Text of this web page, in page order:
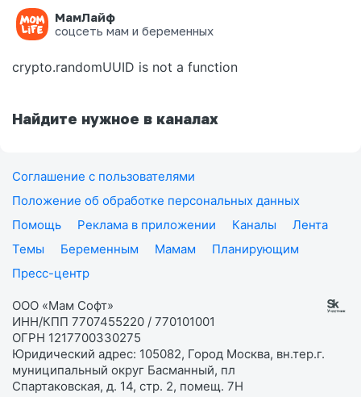
МамЛайф
соцсеть мам и беременных
Ошибка на странице
crypto.randomUUID is not a function
Найдите нужное в каналах
Соглашение с пользователями
Положение об обработке персональных данных
Помощь
Реклама в приложении Каналы
Лента
Темы
Беременным Мамам
Планирующим
Пресс-центр
ООО «Мам Софт»
ИНН/КПП 7707455220 / 770101001
ОГРН 1217700330275
Юридический адрес: 105082, Город Москва, вн.тер.г.
муниципальный округ Басманный, пл
Спартаковская, д. 14, стр. 2, помещ. 7Н